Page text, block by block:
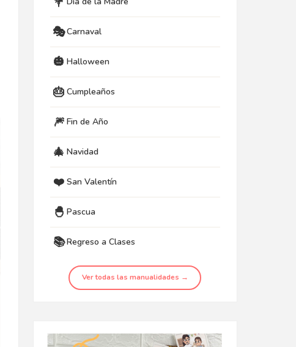
🎭Carnaval
🎃 Halloween
🎂 Cumpleaños
🎆 Fin de Año
🎄 Navidad
❤️ San Valentín
🐣 Pascua
📚Regreso a Clases
Ver todas las manualidades →